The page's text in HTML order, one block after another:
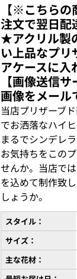
【※こちら
注文で翌日
★アクリル製
い上品なプリ
アケースに入
【画像送信
画像をメール
当店プリザーブ
でお洒落なハイ
まるでシンデレ
お気持ちをこの
せんか。当店で
を込めて制作致
しょうか。
スタイル：
サイズ：
主な花材：